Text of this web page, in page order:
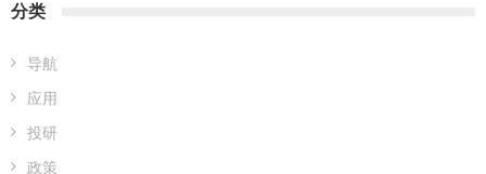
分类
导航
应用
投研
政策